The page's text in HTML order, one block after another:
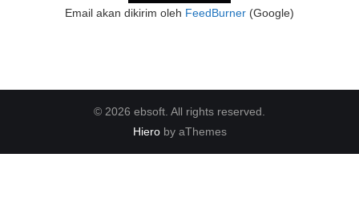
Email akan dikirim oleh FeedBurner (Google)
© 2026 ebsoft. All rights reserved.
Hieroby aThemes